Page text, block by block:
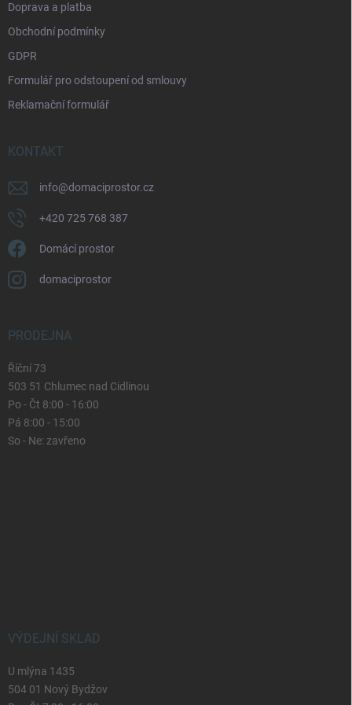
Doprava a platba
Obchodní podmínky
GDPR
Formulář pro odstoupení od smlouvy
Reklamační formulář
KONTAKT
info@domaciprostor.cz
+420 725 768 387
Domácí prostor
domaciprostor
PRODEJNA
Říční 73
503 51 Chlumec nad Cidlinou
Po - Čt 8:00 - 16:00
Pá 8:00 - 15:00
So - Ne: zavřeno
VÝDEJNÍ SKLAD
U mlýna 1435
504 01 Nový Bydžov